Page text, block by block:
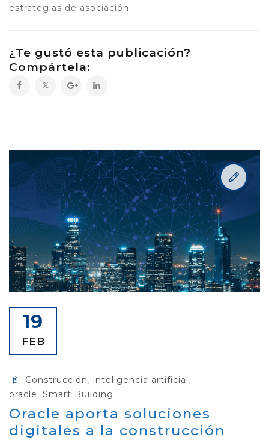
estrategias de asociación.
¿Te gustó esta publicación?
Compártela:
19
FEB
Construcción, inteligencia artificial,
oracle, Smart Building
Oracle aporta soluciones
digitales a la construcción